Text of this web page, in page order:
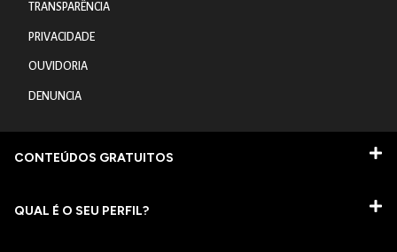
TRANSPARÊNCIA
PRIVACIDADE
OUVIDORIA
DENUNCIA
CONTEÚDOS GRATUITOS
QUAL É O SEU PERFIL?